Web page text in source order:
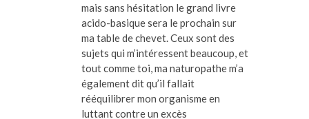
mais sans hésitation le grand livre
acido-basique sera le prochain sur
ma table de chevet. Ceux sont des
sujets qui m’intéressent beaucoup, et
tout comme toi, ma naturopathe m’a
également dit qu’il fallait
rééquilibrer mon organisme en
luttant contre un excès